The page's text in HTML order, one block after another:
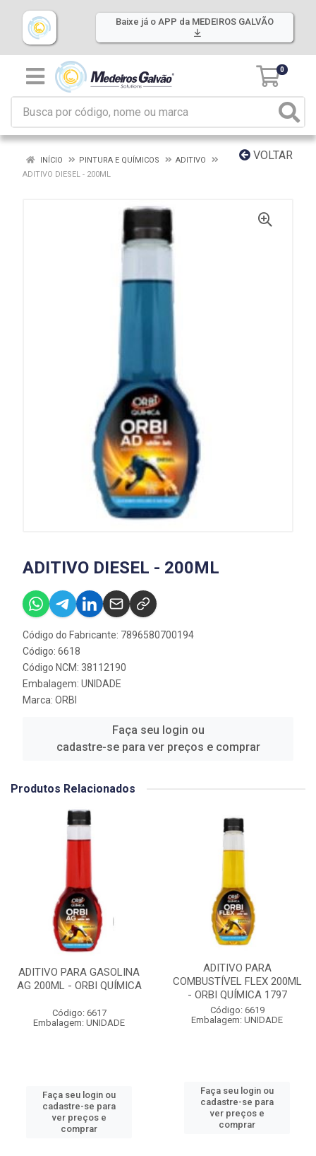
Baixe já o APP da MEDEIROS GALVÃO
0
VOLTAR
INÍCIO PINTURA E QUÍMICOS
ADITIVO
ADITIVO DIESEL - 200ML
ADITIVO DIESEL - 200ML
Código do Fabricante: 7896580700194
Código: 6618
Código NCM: 38112190
Embalagem: UNIDADE
Marca: ORBI
Faça seu login ou
cadastre-se para ver preços e comprar
Produtos Relacionados
ADITIVO PARA GASOLINA
AG 200ML - ORBI QUÍMICA
Código: 6617
Embalagem: UNIDADE
Faça seu login ou
cadastre-se para
ver preços e
comprar
ADITIVO PARA
COMBUSTÍVEL FLEX 200ML
- ORBI QUÍMICA 1797
Código: 6619
Embalagem: UNIDADE
Faça seu login ou
cadastre-se para
ver preços e
comprar